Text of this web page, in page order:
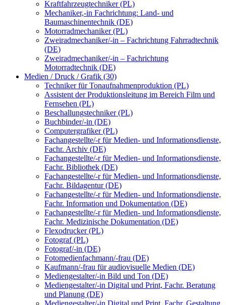
Kraftfahrzeugtechniker (PL)
Mechaniker,-in Fachrichtung: Land- und
Baumaschinentechnik (DE)
Motorradmechaniker (PL)
Zweiradmechaniker/-in – Fachrichtung Fahrradtechnik
(DE)
Zweiradmechaniker/-in – Fachrichtung
Motorradtechnik (DE)
Medien / Druck / Grafik (30)
Techniker für Tonaufnahmenproduktion (PL)
Assistent der Produktionsleitung im Bereich Film und
Fernsehen (PL)
Beschallungstechniker (PL)
Buchbinder/-in (DE)
Computergrafiker (PL)
Fachangestellte/-r für Medien- und Informationsdienste,
Fachr. Archiv (DE)
Fachangestellte/-r für Medien- und Informationsdienste,
Fachr. Bibliothek (DE)
Fachangestellte/-r für Medien- und Informationsdienste,
Fachr. Bildagentur (DE)
Fachangestellte/-r für Medien- und Informationsdienste,
Fachr. Information und Dokumentation (DE)
Fachangestellte/-r für Medien- und Informationsdienste,
Fachr. Medizinische Dokumentation (DE)
Flexodrucker (PL)
Fotograf (PL)
Fotograf/-in (DE)
Fotomedienfachmann/-frau (DE)
Kaufmann/-frau für audiovisuelle Medien (DE)
Mediengestalter/-in Bild und Ton (DE)
Mediengestalter/-in Digital und Print, Fachr. Beratung
und Planung (DE)
Mediengestalter/-in Digital und Print, Fachr. Gestaltung